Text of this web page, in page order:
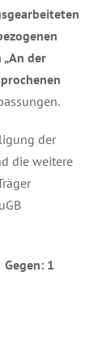
der
der
die weitere
1